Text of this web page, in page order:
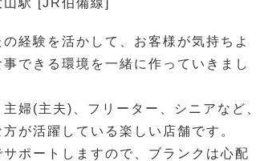
山駅 [JR伯備線]
の経験を活かして、お客様が気持ちよ
事できる環境を一緒に作っていきまし
主婦(主夫)、フリーター、シニアなど、
が活躍している楽しい店舗です。
サポートしますので、ブランクは心配